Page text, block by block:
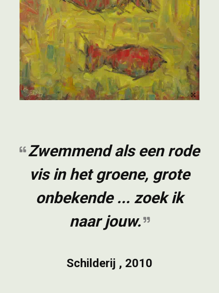
Zwemmend als een rode
vis in het groene, grote
onbekende ... zoek ik
naar jouw.
Schilderij , 2010